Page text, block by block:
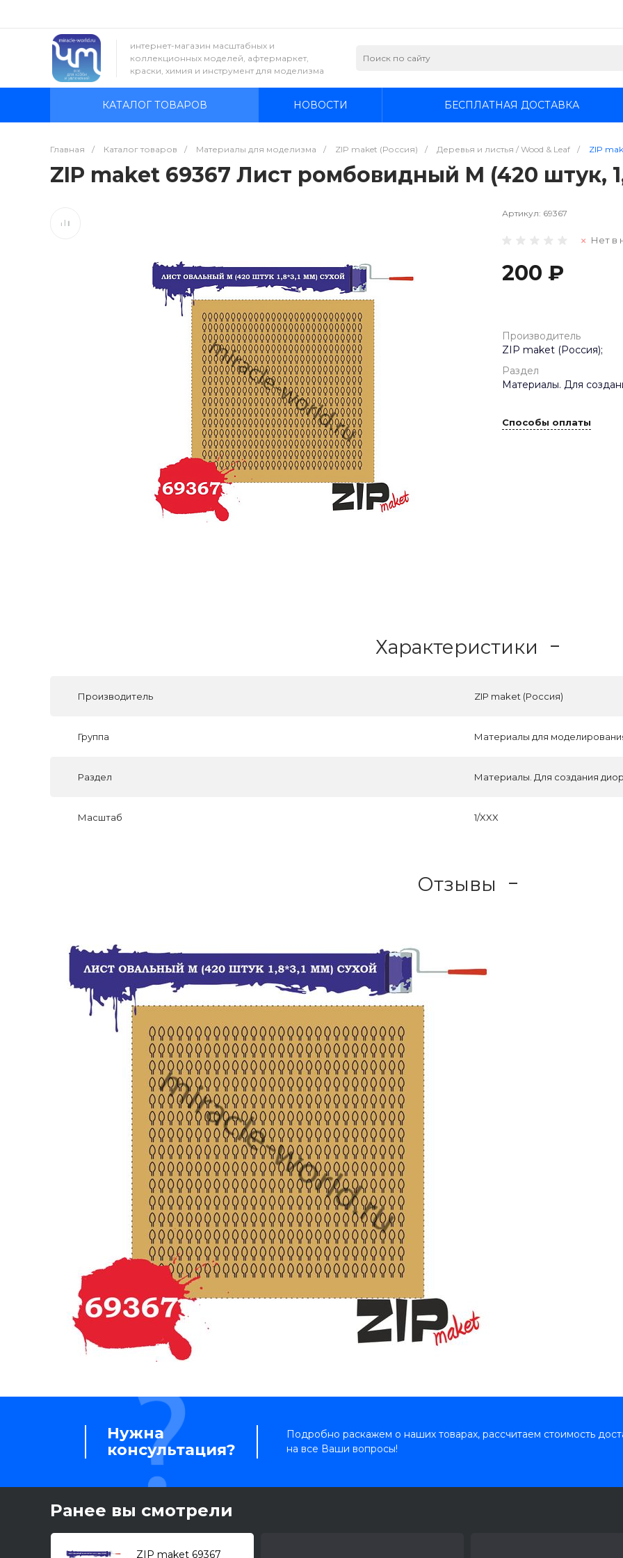
интернет-магазин масштабных и
коллекционных моделей, афтермаркет,
краски, химия и инструмент для моделизма
КАТАЛОГ ТОВАРОВ НОВОСТИ БЕСПЛАТНАЯ ДОСТАВКА
Главная / Каталог товаров / Материалы для моделизма / ZIP maket (Россия) / Деревья и листья / Wood & Leaf / ZIP
ZIP maket 69367 Лист ромбовидный M (420 штук,
Артикул: 69367
Нет в
200 ₽
Производитель
ZIP maket (Россия);
Раздел
Материалы. Для
Способы оплаты
Характеристики
Производитель ZIP maket (Россия)
Группа Материалы для
Раздел Материалы. Для создания
Масштаб 1/XXX
Отзывы
Нужна
консультация?
Подробно раскажем о наших товарах, рассчитаем стоимость
на все Ваши вопросы!
Ранее вы смотрели
ZIP maket 69367